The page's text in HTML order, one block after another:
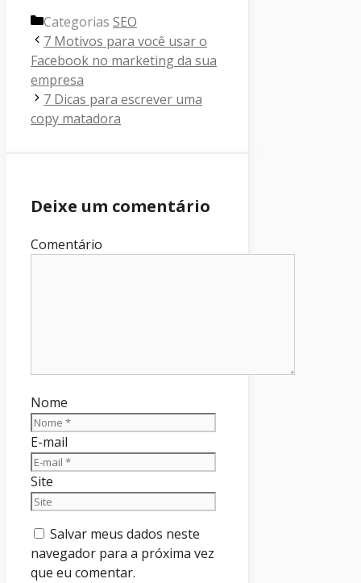
Categorias SEO
7 Motivos para você usar o
Facebook no marketing da sua
empresa
7 Dicas para escrever uma
copy matadora
Deixe um comentário
Comentário
Nome
E-mail
Site
Salvar meus dados neste
navegador para a próxima vez
que eu comentar.